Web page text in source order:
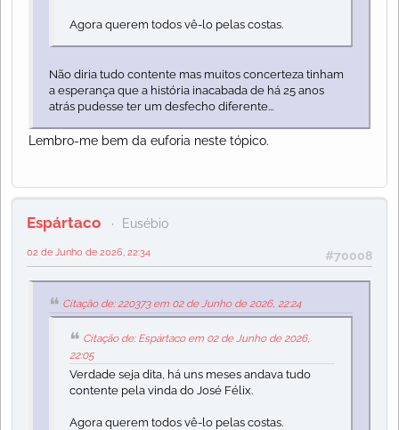
Agora querem todos vê-lo pelas costas.
Não diria tudo contente mas muitos concerteza tinham
a esperança que a história inacabada de há 25 anos
atrás pudesse ter um desfecho diferente...
Lembro-me bem da euforia neste tópico.
Espártaco Eusébio
#70008
02 de Junho de 2026, 22:34
Citação de: 220373 em 02 de Junho de 2026, 22:24
Citação de: Espártaco em 02 de Junho de 2026,
22:05
Verdade seja dita, há uns meses andava tudo
contente pela vinda do José Félix.
Agora querem todos vê-lo pelas costas.